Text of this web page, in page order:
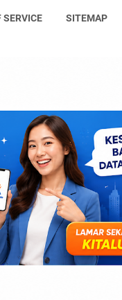
SERVICE SITEMAP